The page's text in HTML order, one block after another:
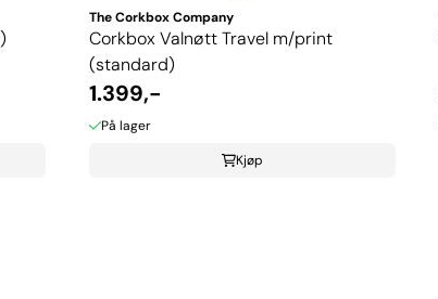
The Corkbox Company
Corkbox Valnøtt Travel m/print
(standard)
1.399,-
På lager
Kjøp